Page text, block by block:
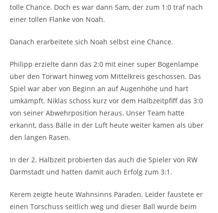
tolle Chance. Doch es war dann Sam, der zum 1:0 traf nach
einer tollen Flanke von Noah.
Danach erarbeitete sich Noah selbst eine Chance.
Philipp erzielte dann das 2:0 mit einer super Bogenlampe
über den Torwart hinweg vom Mittelkreis geschossen. Das
Spiel war aber von Beginn an auf Augenhöhe und hart
umkämpft. Niklas schoss kurz vor dem Halbzeitpfiff das 3:0
von seiner Abwehrposition heraus. Unser Team hatte
erkannt, dass Bälle in der Luft heute weiter kamen als über
den langen Rasen.
In der 2. Halbzeit probierten das auch die Spieler von RW
Darmstadt und hatten damit auch Erfolg zum 3:1.
Kerem zeigte heute Wahnsinns Paraden. Leider faustete er
einen Torschuss seitlich weg und dieser Ball wurde beim